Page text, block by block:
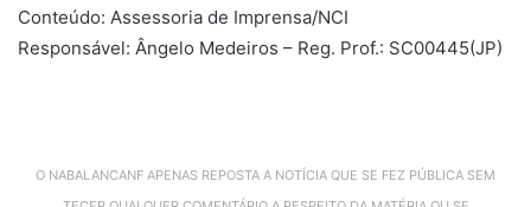
Conteúdo: Assessoria de Imprensa/NCI
Responsável: Ângelo Medeiros – Reg. Prof.: SC00445(JP)
O NABALANCANF APENAS REPOSTA A NOTÍCIA QUE SE FEZ PÚBLICA SEM